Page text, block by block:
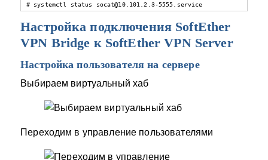
# systemctl status socat@10.101.2.3-5555.service
Настройка подключения SoftEther
VPN Bridge к SoftEther VPN Server
Настройка пользователя на сервере
Выбираем виртуальный хаб
Переходим в управление пользователями